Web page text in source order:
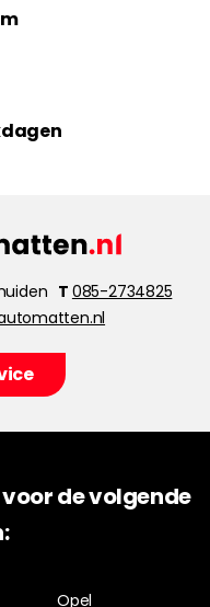
T 085-2734825
de volgende
Opel